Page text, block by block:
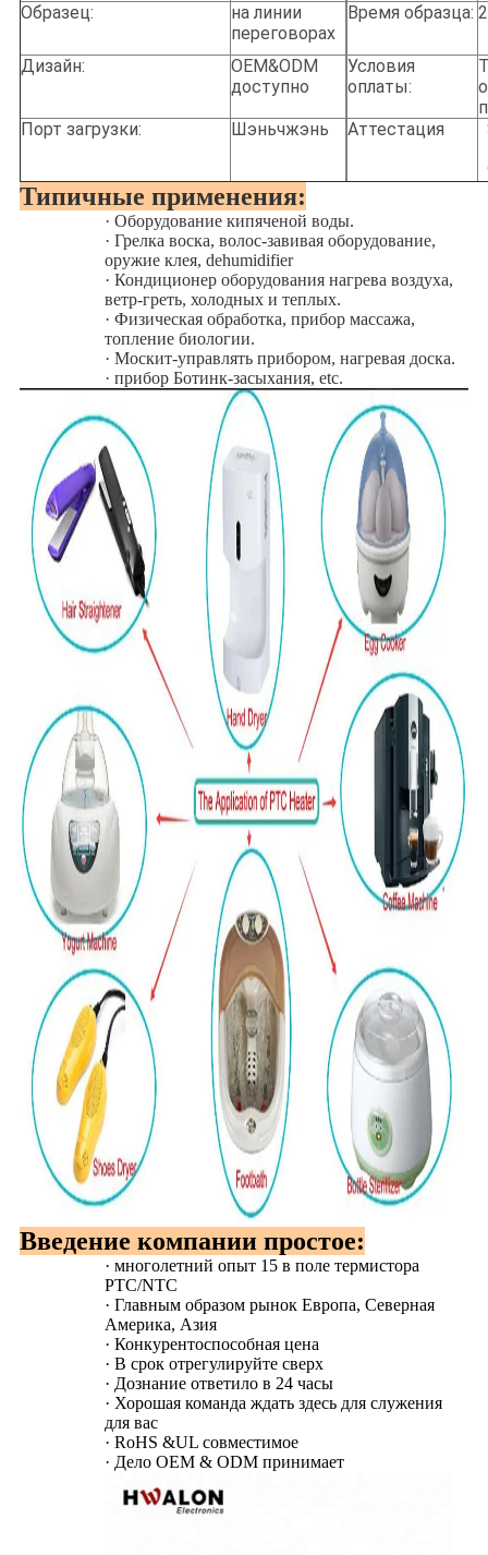
Образец:
на линии
переговорах
Время образца:
Дизайн:
OEM&ODM
доступно
Условия
оплаты:
Порт загрузки:
Шэньчжэнь Аттестация
Типичные применения:
· Оборудование кипяченой воды.
· Грелка воска, волос-завивая оборудование,
оружие клея, dehumidifier
· Кондиционер оборудования нагрева воздуха,
ветр-греть, холодных и теплых.
· Физическая обработка, прибор массажа,
топление биологии.
· Москит-управлять прибором, нагревая доска.
· прибор Ботинк-засыхания, etc.
Введение компании простое:
· многолетний опыт 15 в поле термистора
PTC/NTC
· Главным образом рынок Европа, Северная
Америка, Азия
· Конкурентоспособная цена
· В срок отрегулируйте сверх
· Дознание ответило в 24 часы
· Хорошая команда ждать здесь для служения
для вас
· RoHS &UL совместимое
· Дело OEM & ODM принимает